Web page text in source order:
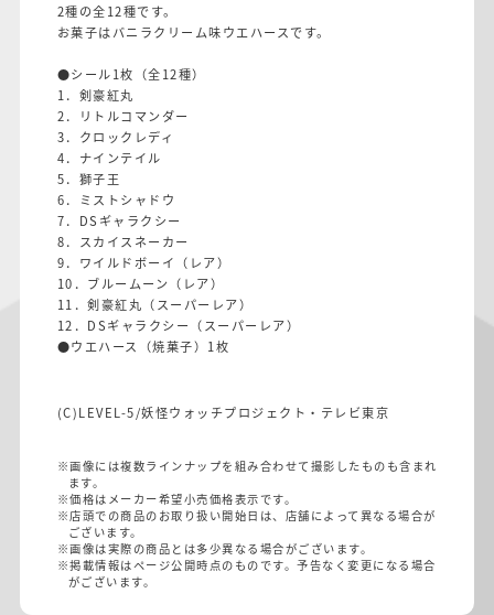
2種の全12種です。
お菓子はバニラクリーム味ウエハースです。
●シール1枚（全12種）
1．剣豪紅丸
2．リトルコマンダー
3．クロックレディ
4．ナインテイル
5．獅子王
6．ミストシャドウ
7．DSギャラクシー
8．スカイスネーカー
9．ワイルドボーイ（レア）
10．ブルームーン（レア）
11．剣豪紅丸（スーパーレア）
12．DSギャラクシー（スーパーレア）
●ウエハース（焼菓子）1枚
(C)LEVEL-5/妖怪ウォッチプロジェクト・テレビ東京
※画像には複数ラインナップを組み合わせて撮影したものも含まれ
ます。
※価格はメーカー希望小売価格表示です。
※店頭での商品のお取り扱い開始日は、店舗によって異なる場合が
ございます。
※画像は実際の商品とは多少異なる場合がございます。
※掲載情報はページ公開時点のものです。予告なく変更になる場合
がございます。